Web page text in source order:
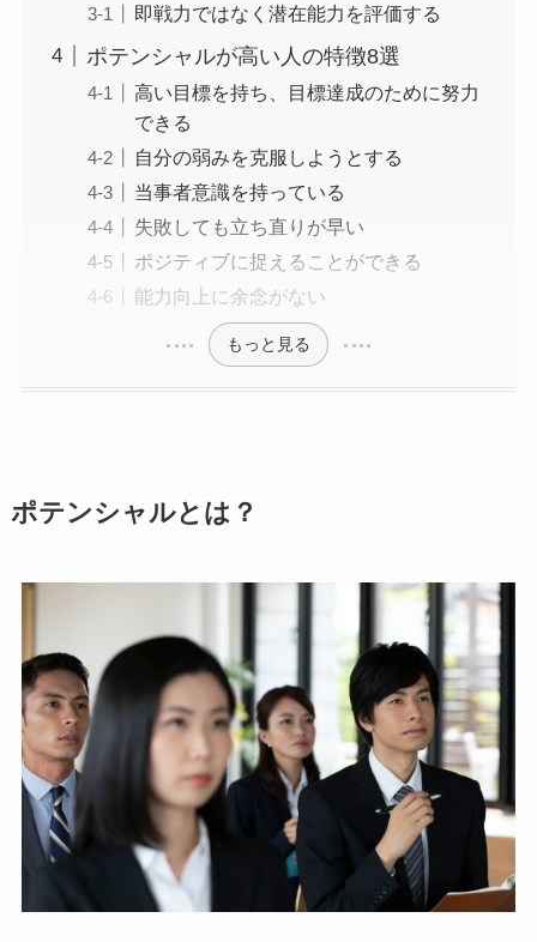
即戦力ではなく潜在能力を評価する
ポテンシャルが高い人の特徴8選
高い目標を持ち、目標達成のために努力
できる
自分の弱みを克服しようとする
当事者意識を持っている
失敗しても立ち直りが早い
ポジティブに捉えることができる
能力向上に余念がない
もっと見る
ポテンシャルとは？